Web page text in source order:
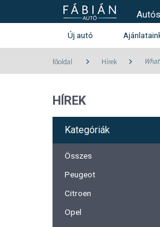
Új autó
főoldal Hírek
HÍREK
Kategóriák
Összes
Peugeot
Citroen
Opel